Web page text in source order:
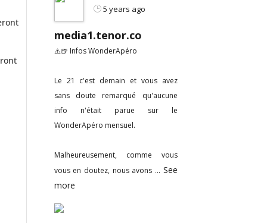
5 years ago
media1.tenor.co
⚠️🍺 Infos WonderApéro
Le 21 c'est demain et vous avez
sans doute remarqué qu'aucune
info n'était parue sur le
WonderApéro mensuel.
Malheureusement, comme vous
vous en doutez, nous avons ... See
more